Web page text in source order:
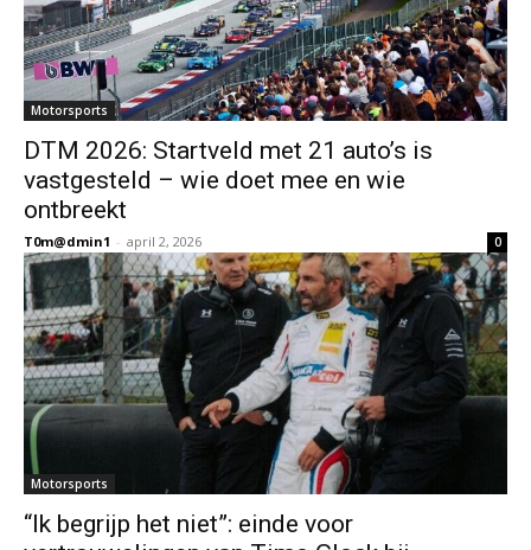
Motorsports
DTM 2026: Startveld met 21 auto’s is
vastgesteld – wie doet mee en wie
ontbreekt
T0m@dmin1 - april 2, 2026 0
Motorsports
“Ik begrijp het niet”: einde voor